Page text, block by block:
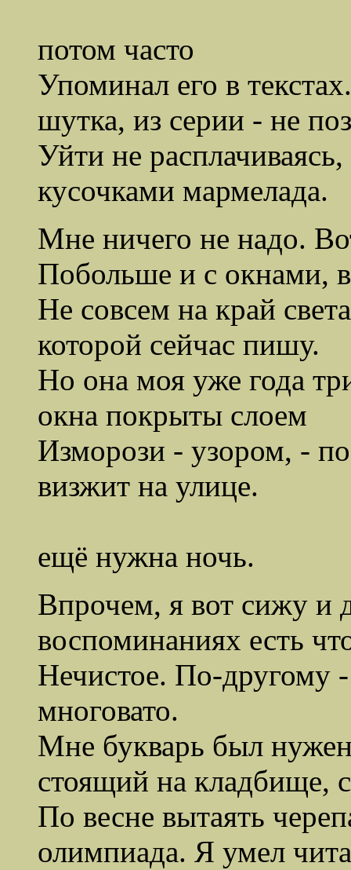
потом часто
Упоминал его в
шутка, из серии - не
Уйти не
кусочками мармелада.
Мне ничего не надо.
Побольше и с окнами,
Не совсем на край
которой сейчас пишу.
Но она моя уже года
окна покрыты слоем
Изморози - узором, -
визжит на улице.
ещё нужна ночь.
Впрочем, я вот сижу и
воспоминаниях есть
Нечистое. По-другому
многовато.
Мне букварь был
стоящий на кладбище,
По весне вытаять
олимпиада. Я умел